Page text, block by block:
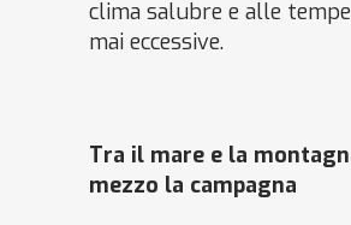
clima salubre e alle
mai eccessive.
Tra il mare e la
mezzo la campagna